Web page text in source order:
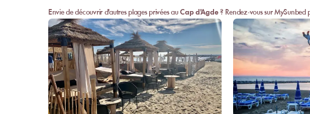
Envie de découvrir d'autres plages privées auCap d'Agde? Rendez-vous sur MySunbed